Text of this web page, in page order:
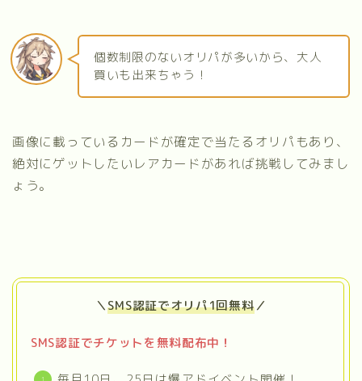
個数制限のないオリパが多いから、大人
買いも出来ちゃう！
画像に載っているカードが確定で当たるオリパもあり、
絶対にゲットしたいレアカードがあれば挑戦してみまし
ょう。
＼SMS認証でオリパ1回無料／
SMS認証でチケットを無料配布中！